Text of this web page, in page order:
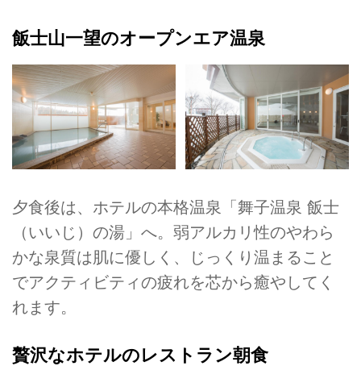
飯士山一望のオープンエア温泉
夕食後は、ホテルの本格温泉「舞子温泉 飯士
（いいじ）の湯」へ。弱アルカリ性のやわら
かな泉質は肌に優しく、じっくり温まること
でアクティビティの疲れを芯から癒やしてく
れます。
贅沢なホテルのレストラン朝食